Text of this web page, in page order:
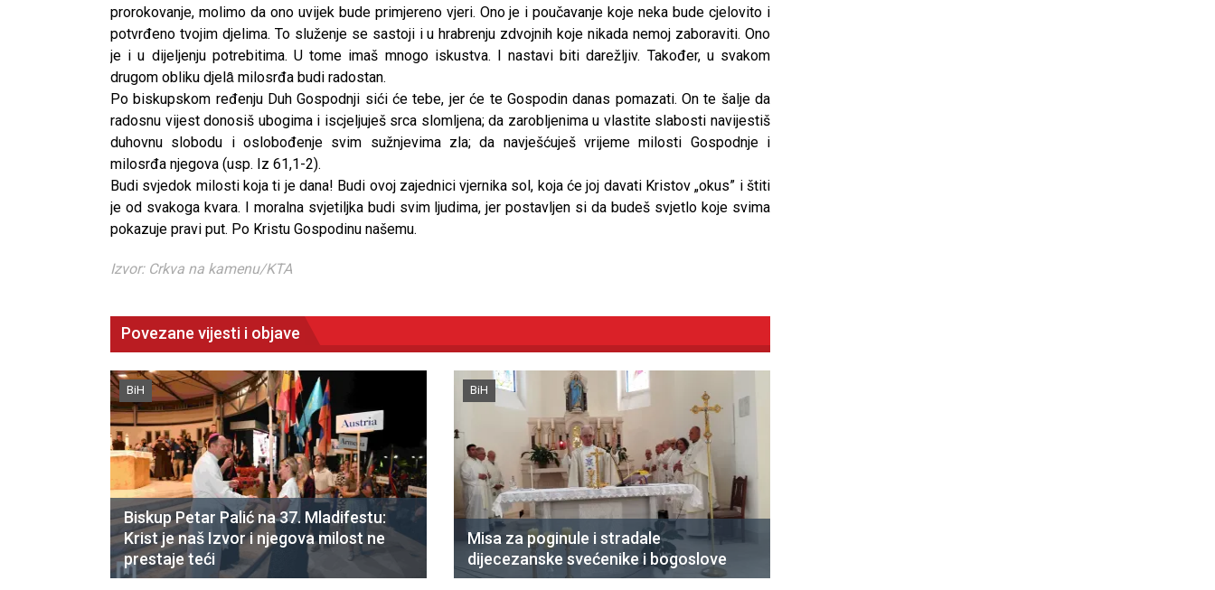
prorokovanje, molimo da ono uvijek bude primjereno vjeri. Ono je i poučavanje koje neka bude cjelovito i
potvrđeno tvojim djelima. To služenje se sastoji i u hrabrenju zdvojnih koje nikada nemoj zaboraviti. Ono
je i u dijeljenju potrebitima. U tome imaš mnogo iskustva. I nastavi biti darežljiv. Također, u svakom
drugom obliku djelȃ milosrđa budi radostan.
Po biskupskom ređenju Duh Gospodnji sići će tebe, jer će te Gospodin danas pomazati. On te šalje da
radosnu vijest donosiš ubogima i iscjeljuješ srca slomljena; da zarobljenima u vlastite slabosti navijestiš
duhovnu slobodu i oslobođenje svim sužnjevima zla; da navješćuješ vrijeme milosti Gospodnje i
milosrđa njegova (usp. Iz 61,1-2).
Budi svjedok milosti koja ti je dana! Budi ovoj zajednici vjernika sol, koja će joj davati Kristov „okus” i štiti
je od svakoga kvara. I moralna svjetiljka budi svim ljudima, jer postavljen si da budeš svjetlo koje svima
pokazuje pravi put. Po Kristu Gospodinu našemu.
Izvor: Crkva na kamenu/KTA
Povezane vijesti i objave
BiH
Biskup Petar Palić na 37. Mladifestu:
Krist je naš Izvor i njegova milost ne
prestaje teći
BiH
Misa za poginule i stradale
dijecezanske svećenike i bogoslove